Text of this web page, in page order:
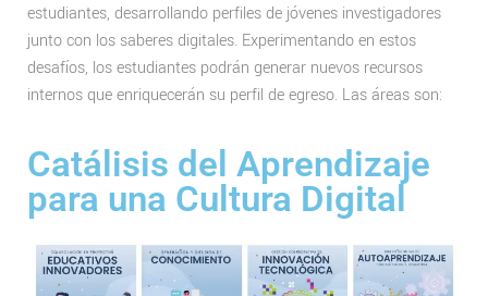
estudiantes, desarrollando perfiles de jóvenes investigadores
junto con los saberes digitales. Experimentando en estos
desafíos, los estudiantes podrán generar nuevos recursos
internos que enriquecerán su perfil de egreso. Las áreas son:
Catálisis del Aprendizaje
para una Cultura Digital